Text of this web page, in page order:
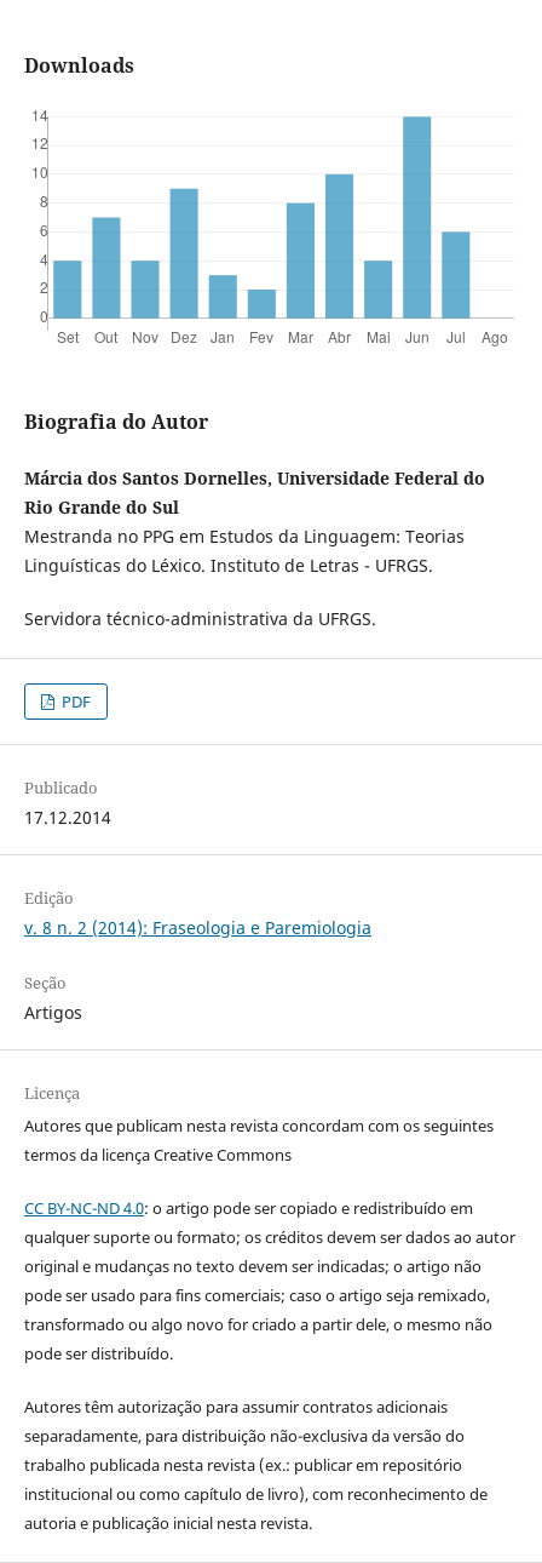
Downloads
Biografia do Autor
Márcia dos Santos Dornelles, Universidade Federal do
Rio Grande do Sul
Mestranda no PPG em Estudos da Linguagem: Teorias
Linguísticas do Léxico. Instituto de Letras - UFRGS.
Servidora técnico-administrativa da UFRGS.
PDF
Publicado
17.12.2014
Edição
v. 8 n. 2 (2014): Fraseologia e Paremiologia
Seção
Artigos
Licença
Autores que publicam nesta revista concordam com os seguintes
termos da licença Creative Commons
CC BY-NC-ND 4.0: o artigo pode ser copiado e redistribuído em
qualquer suporte ou formato; os créditos devem ser dados ao autor
original e mudanças no texto devem ser indicadas; o artigo não
pode ser usado para fins comerciais; caso o artigo seja remixado,
transformado ou algo novo for criado a partir dele, o mesmo não
pode ser distribuído.
Autores têm autorização para assumir contratos adicionais
separadamente, para distribuição não-exclusiva da versão do
trabalho publicada nesta revista (ex.: publicar em repositório
institucional ou como capítulo de livro), com reconhecimento de
autoria e publicação inicial nesta revista.